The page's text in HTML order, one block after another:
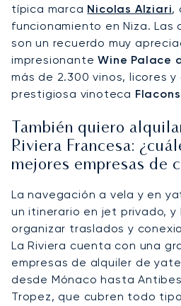
típica marca Nicolas Alziari,
funcionamiento en Niza. Las
son un recuerdo muy
impresionanteWine Palace
más de 2.300 vinos, licores
prestigiosa vinoteca
También quiero
Riviera Francesa:
mejores empresas de
La navegación a vela y en
un itinerario en jet privado, y
organizar traslados y
La Riviera cuenta con una
empresas de alquiler de
desde Mónaco hasta
Tropez, que cubren todo